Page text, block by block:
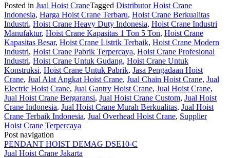
Posted in Jual Hoist CraneTagged Distributor Hoist Crane
Indonesia, Harga Hoist Crane Terbaru, Hoist Crane Berkualitas
Industri, Hoist Crane Heavy Duty Indonesia, Hoist Crane Industri
Manufaktur, Hoist Crane Kapasitas 1 Ton 5 Ton, Hoist Crane
Kapasitas Besar, Hoist Crane Listrik Terbaik, Hoist Crane Modern
Industri, Hoist Crane Pabrik Terpercaya, Hoist Crane Profesional
Industri, Hoist Crane Untuk Gudang, Hoist Crane Untuk
Konstruksi, Hoist Crane Untuk Pabrik, Jasa Pengadaan Hoist
Crane, Jual Alat Angkat Hoist Crane, Jual Chain Hoist Crane, Jual
Electric Hoist Crane, Jual Gantry Hoist Crane, Jual Hoist Crane,
Jual Hoist Crane Bergaransi, Jual Hoist Crane Custom, Jual Hoist
Crane Indonesia, Jual Hoist Crane Murah Berkualitas, Jual Hoist
Crane Terbaik Indonesia, Jual Overhead Hoist Crane, Supplier
Hoist Crane Terpercaya
Post navigation
PENDANT HOIST DEMAG DSE10-C
Jual Hoist Crane Jakarta